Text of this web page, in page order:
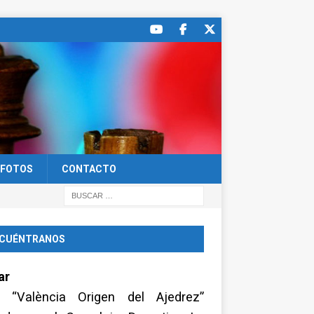
FOTOS CONTACTO
“València Origen del Ajedrez”